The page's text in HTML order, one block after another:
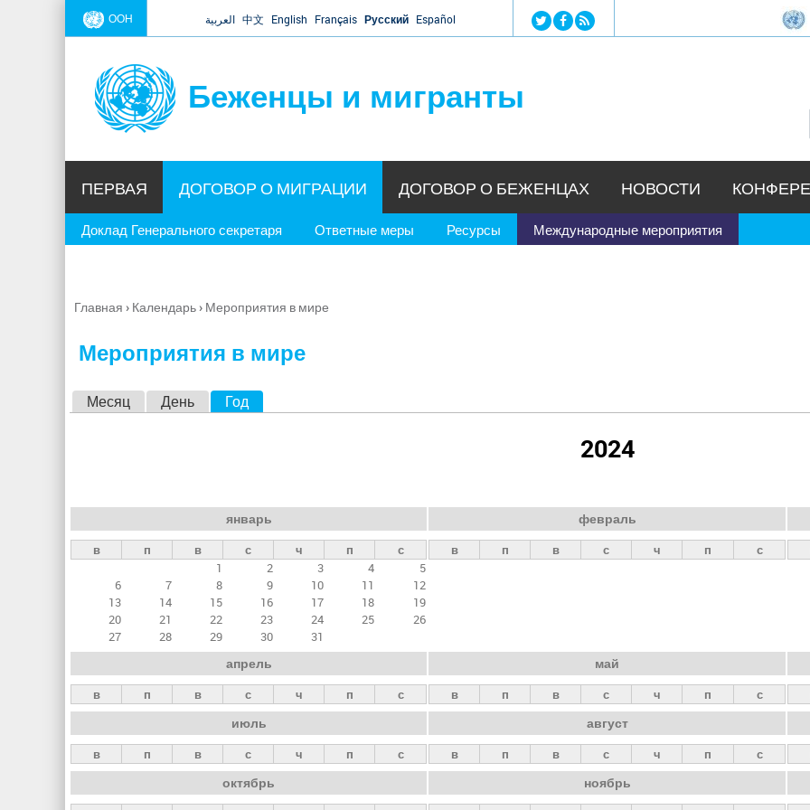
Jump to navigation
ООН العربية 中文 English Français Русский Español
Беженцы и мигранты
ПЕРВАЯ ДОГОВОР О МИГРАЦИИ
Доклад Генерального секретаря Ответные меры Ресурсы Международные мероприятия
ДОГОВОР О БЕЖЕНЦАХ НОВОСТИ
Вы
Главная › Календарь› Мероприятия в мире
Мероприятия в мире
н
ы
е
а
д
к
и
Месяц День Год
2024
январь
в п в с ч п
с
1
2 3 4
5
6
7 8 9 10 11
12
13
14 15 16 17 18
19
20
21 22 23 24 25
26
27
28 29 30 31
февраль
в п в с ч п с
апрель
в п в с ч п с
май
в п в с ч п с
июль
в п в с ч п с
август
в п в с ч п с
октябрь ноябрь